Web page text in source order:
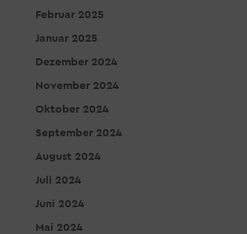
Februar 2025
Januar 2025
Dezember 2024
November 2024
Oktober 2024
September 2024
August 2024
Juli 2024
Juni 2024
Mai 2024